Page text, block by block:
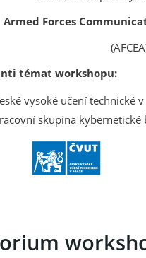
Forces
témat workshopu:
vysoké učení technické v
skupina kybernetické